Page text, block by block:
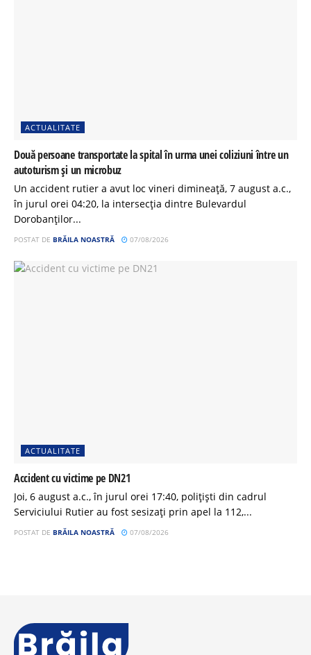
ACTUALITATE
Două persoane transportate la spital în urma unei coliziuni între un
autoturism și un microbuz
Un accident rutier a avut loc vineri dimineață, 7 august a.c.,
în jurul orei 04:20, la intersecția dintre Bulevardul
Dorobanților...
POSTAT DE BRĂILA NOASTRĂ 07/08/2026
ACTUALITATE
Accident cu victime pe DN21
Joi, 6 august a.c., în jurul orei 17:40, polițiști din cadrul
Serviciului Rutier au fost sesizați prin apel la 112,...
POSTAT DE BRĂILA NOASTRĂ 07/08/2026